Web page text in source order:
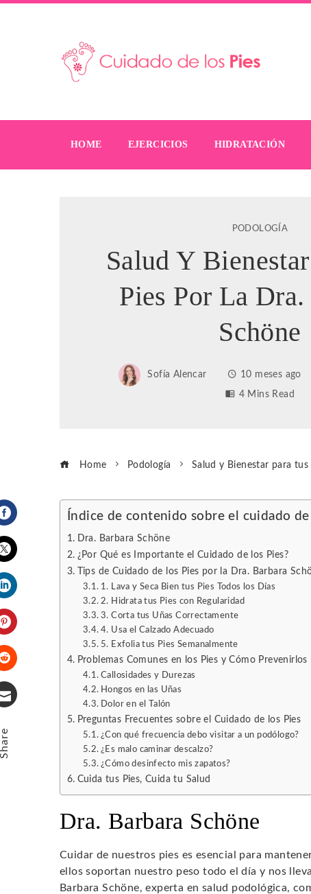
HOME EJERCICIOS HIDRATACIÓN
PODOLOGÍA
Salud Y
Pies Por La
Schöne
Sofía Alencar 10 meses ago
4 Mins Read
Home Podología Salud y Bienestar para
Facebook
Twitter
LinkedIn
Pinterest
Stumbleupon
Índice de contenido sobre el cuidado
Dra. Barbara Schöne
¿Por Qué es Importante el Cuidado de los Pies?
Tips de Cuidado de los Pies por la Dra. Barbara
1. Lava y Seca Bien tus Pies Todos los Días
2. Hidrata tus Pies con Regularidad
3. Corta tus Uñas Correctamente
4. Usa el Calzado Adecuado
5. Exfolia tus Pies Semanalmente
Problemas Comunes en los Pies y Cómo Prevenirlos
Callosidades y Durezas
Hongos en las Uñas
Dolor en el Talón
Preguntas Frecuentes sobre el Cuidado de los Pies
¿Con qué frecuencia debo visitar a un podólogo?
¿Es malo caminar descalzo?
¿Cómo desinfecto mis zapatos?
Cuida tus Pies, Cuida tu Salud
Dra. Barbara Schöne
Cuidar de nuestros pies es esencial para
ellos soportan nuestro peso todo el día y nos
Barbara Schöne, experta en salud podológica,